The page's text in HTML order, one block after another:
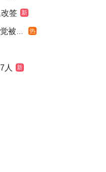
签 新
醒 热
人 新